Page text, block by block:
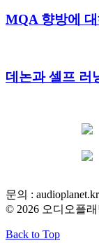
MQA 향방에 대
데논과 셀프 러
문의 :
© 2026 오디오플래
Back to Top